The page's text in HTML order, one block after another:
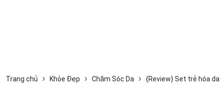
Trang chủ Khỏe Đẹp Chăm Sóc Da {Review} Set trẻ hóa